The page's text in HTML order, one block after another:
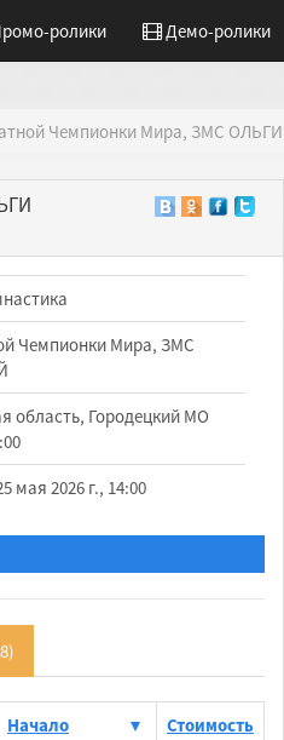
ролики Демо-ролики
Чемпионки Мира, ЗМС
Чемпионки Мира, ЗМС
область, Городецкий МО
мая 2026 г., 14:00
Начало Стоимость